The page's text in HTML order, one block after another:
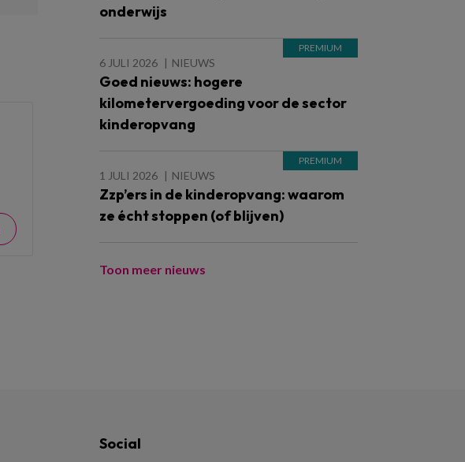
onderwijs
6 JULI 2026 NIEUWS
Goed nieuws: hogere
kilometervergoeding voor de sector
kinderopvang
1 JULI 2026 NIEUWS
Zzp’ers in de kinderopvang: waarom
ze écht stoppen (of blijven)
Toon meer nieuws
Social